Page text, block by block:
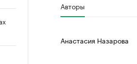
Авторы
Анастасия Назарова